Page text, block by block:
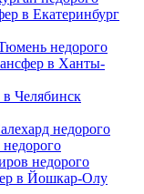
в Екатеринбург
недорого
в Ханты-
Челябинск
недорого
недорого
в Йошкар-Олу